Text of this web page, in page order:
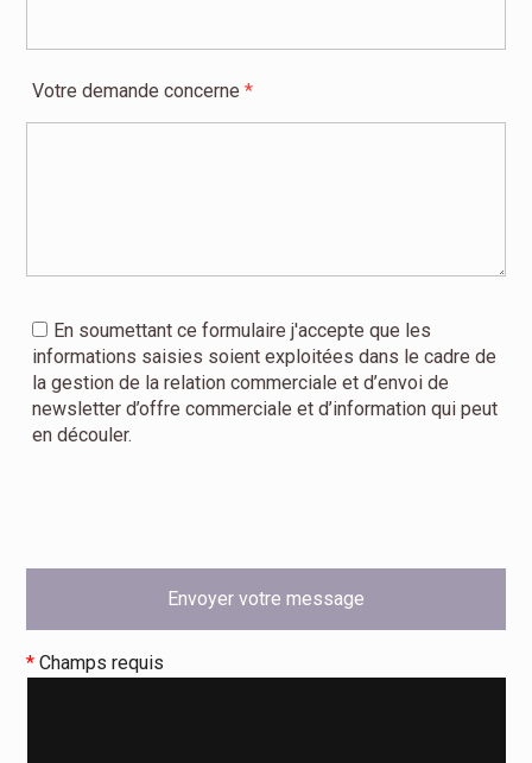
Votre demande concerne*
En soumettant ce formulaire j'accepte que les
informations saisies soient exploitées dans le cadre de
la gestion de la relation commerciale et d’envoi de
newsletter d’offre commerciale et d’information qui peut
en découler.
* Champs requis